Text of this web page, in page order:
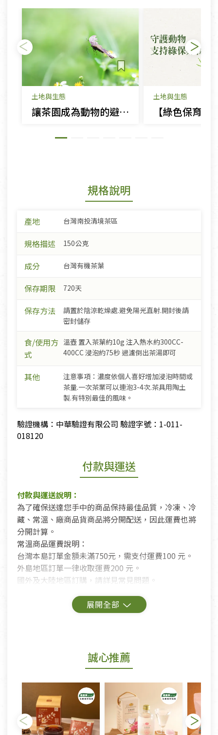
土地與生態
讓茶園成為動物的避風港：探索綠色保育茶品的故事
土地與生態
規格說明
產地 台灣南投清境茶區
規格描述 150公克
成分 台灣有機茶葉
保存期限 720天
保存方法
請置於陰涼乾燥處.避免陽光直射.開封後請
密封儲存
食/使用方
式
溫壺 置入茶葉約10g 注入熱水約300CC-
400CC 浸泡約75秒 過濾倒出茶湯即可
其他
注意事項：濃度依個人喜好增加浸泡時間或
茶量.一次茶業可以連泡3-4次.茶具用陶土
製.有特別最佳的風味。
驗證機構：中華驗證有限公司 驗證字號：1-011-
018120
付款與運送
付款與運送說明：
為了確保送達您手中的商品保持最佳品質，冷凍、冷
藏、常溫、廠商品貨商品將分開配送，因此運費也將
分開計算。
常溫商品運費說明：
台灣本島訂單金額未滿750元，需支付運費100 元。
外島地區訂單一律收取運費200 元。
國外及大陸地區訂購，請詳見常見問題。
鑑賞期商品說明：
若您購買的商品有下列「不適用七天鑑賞期商品」情
形者，除商品瑕疵以外，恕不接受退換貨.
依消保法之規定提供該商品七天免費鑑賞期(含例假
日)的服務，原則上若商品未經使用或被汙損(除商品
瑕疵)，一般皆可申請退換貨。
誠心推薦